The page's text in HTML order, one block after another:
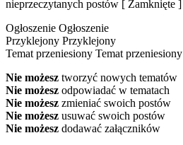
nieprzeczytanych postów [ Zamknięte ]
Ogłoszenie Ogłoszenie
Przyklejony Przyklejony
Temat przeniesiony Temat przeniesiony
Nie możesz tworzyć nowych tematów
Nie możesz odpowiadać w tematach
Nie możesz zmieniać swoich postów
Nie możesz usuwać swoich postów
Nie możesz dodawać załączników